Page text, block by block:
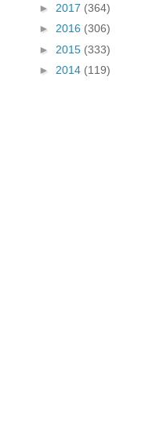
► 2017 (364)
► 2016 (306)
► 2015 (333)
► 2014 (119)